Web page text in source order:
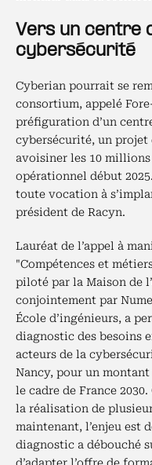
Vers un centre
cybersécurité
Cyberian pourrait se
consortium, appelé
préfiguration d’un
cybersécurité, un
avoisiner les 10
opérationnel début
toute vocation à
président de Racyn.
Lauréat de l’appel à
"Compétences et
piloté par la Maison de
conjointement par
École d’ingénieurs, a
diagnostic des besoins
acteurs de la
Nancy, pour un montant
le cadre de France
la réalisation de
maintenant, l’enjeu est
diagnostic a débouché